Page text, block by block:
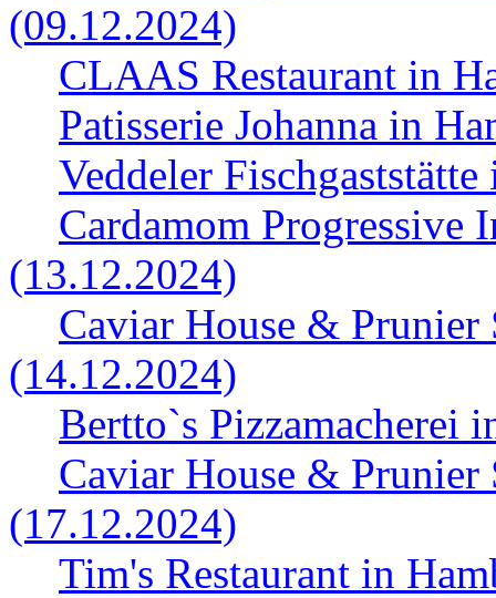
(09.12.2024)
CLAAS Restaurant in
Patisserie Johanna in
Veddeler
Cardamom
(13.12.2024)
Caviar House &
(14.12.2024)
Bertto`s Pizzamacherei
Caviar House &
(17.12.2024)
Tim's Restaurant in